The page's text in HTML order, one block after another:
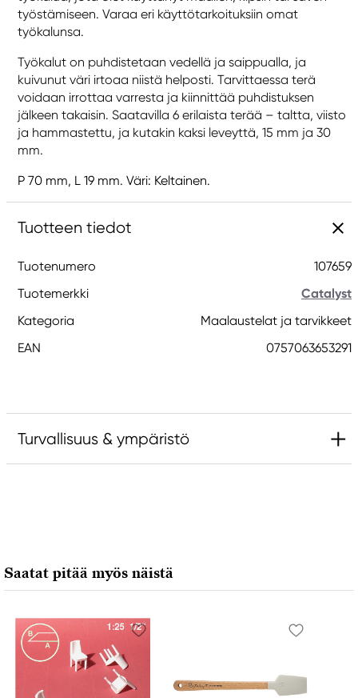
työstämiseen. Varaa eri käyttötarkoituksiin omat
työkalunsa.
Työkalut on puhdistetaan vedellä ja saippualla, ja
kuivunut väri irtoaa niistä helposti. Tarvittaessa terä
voidaan irrottaa varresta ja kiinnittää puhdistuksen
jälkeen takaisin. Saatavilla 6 erilaista terää – taltta, viisto
ja hammastettu, ja kutakin kaksi leveyttä, 15 mm ja 30
mm.
P 70 mm, L 19 mm. Väri: Keltainen.
Tuotteen tiedot
Tuotenumero
107659
Tuotemerkki
Catalyst
Kategoria
Maalaustelat ja tarvikkeet
EAN
0757063653291
Turvallisuus & ympäristö
20016 Pero (MI) Italy
fila@fila.it
Saatat pitää myös näistä